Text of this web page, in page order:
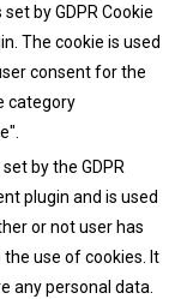
by GDPR Cookie
The cookie is used
consent for the
category
by the GDPR
plugin and is used
or not user has
use of cookies. It
any personal data.